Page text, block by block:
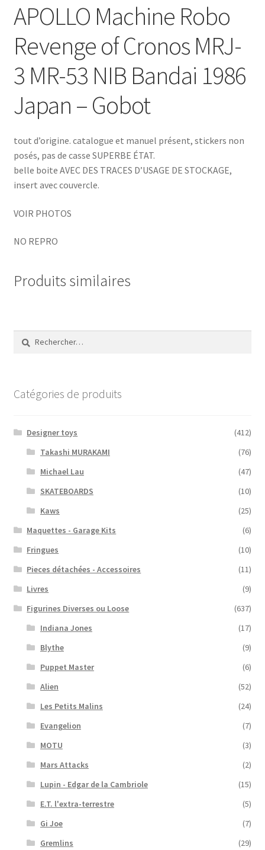
APOLLO Machine Robo
Revenge of Cronos MRJ-
3 MR-53 NIB Bandai 1986
Japan – Gobot
tout d’origine. catalogue et manuel présent, stickers non
posés, pas de casse SUPERBE ÉTAT.
belle boite AVEC DES TRACES D’USAGE DE STOCKAGE,
insert avec couvercle.
VOIR PHOTOS
NO REPRO
Produits similaires
Rechercher :
Catégories de produits
Designer toys
(412)
Takashi MURAKAMI
(76)
Michael Lau
(47)
SKATEBOARDS
(10)
Kaws
(25)
Maquettes - Garage Kits
(6)
Fringues
(10)
Pieces détachées - Accessoires
(11)
Livres
(9)
Figurines Diverses ou Loose
(637)
Indiana Jones
(17)
Blythe
(9)
Puppet Master
(6)
Alien
(52)
Les Petits Malins
(24)
Evangelion
(7)
MOTU
(3)
Mars Attacks
(2)
Lupin - Edgar de la Cambriole
(15)
E.T. l'extra-terrestre
(5)
Gi Joe
(7)
Gremlins
(29)